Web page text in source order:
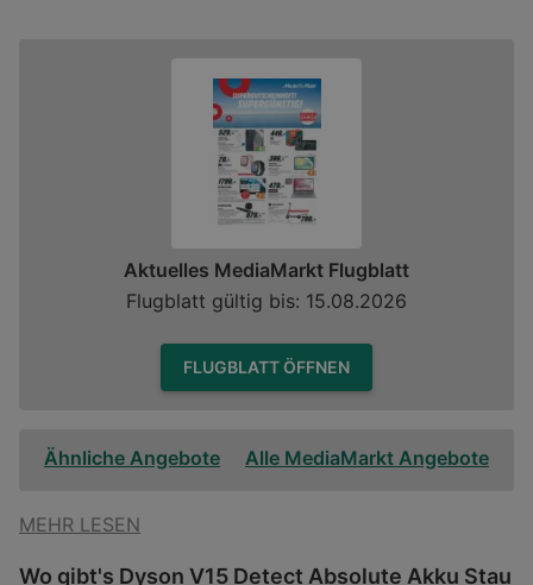
Aktuelles MediaMarkt Flugblatt
Flugblatt gültig bis: 15.08.2026
FLUGBLATT ÖFFNEN
Ähnliche Angebote Alle MediaMarkt Angebote
MEHR LESEN
Wo gibt's Dyson V15 Detect Absolute Akku Stau